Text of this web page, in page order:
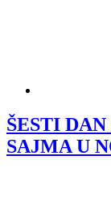
ŠESTI
SAJMA U